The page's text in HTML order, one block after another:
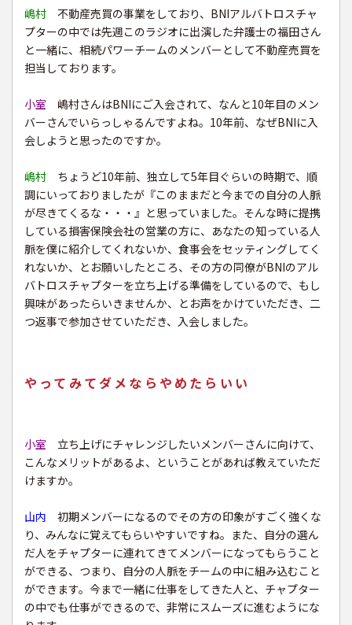
嶋村 不動産売買の事業をしており、BNIアルバトロスチャ
プターの中では先週このラジオに出演した弁護士の福田さん
と一緒に、相続パワーチームのメンバーとして不動産売買を
担当しております。
小室 嶋村さんはBNIにご入会されて、なんと10年目のメン
バーさんでいらっしゃるんですよね。10年前、なぜBNIに入
会しようと思ったのですか。
嶋村 ちょうど10年前、独立して5年目ぐらいの時期で、順
調にいっておりましたが『このままだと今までの自分の人脈
が尽きてくるな・・・』と思っていました。そんな時に提携
している損害保険会社の営業の方に、あなたの知っている人
脈を僕に紹介してくれないか、食事会をセッティングしてく
れないか、とお願いしたところ、その方の同僚がBNIのアル
バトロスチャプターを立ち上げる準備をしているので、もし
興味があったらいきませんか、とお声をかけていただき、二
つ返事で参加させていただき、入会しました。
やってみてダメならやめたらいい
小室 立ち上げにチャレンジしたいメンバーさんに向けて、
こんなメリットがあるよ、ということがあれば教えていただ
けますか。
山内 初期メンバーになるのでその方の印象がすごく強くな
り、みんなに覚えてもらいやすいですね。また、自分の選ん
だ人をチャプターに連れてきてメンバーになってもらうこと
ができる、つまり、自分の人脈をチームの中に組み込むこと
ができます。今まで一緒に仕事をしてきた人と、チャプター
の中でも仕事ができるので、非常にスムーズに進むようにな